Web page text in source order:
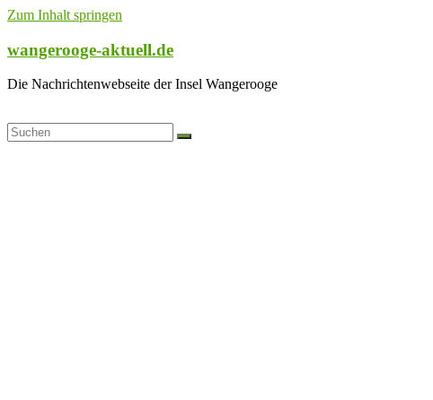
Zum Inhalt springen
wangerooge-aktuell.de
Die Nachrichtenwebseite der Insel Wangerooge